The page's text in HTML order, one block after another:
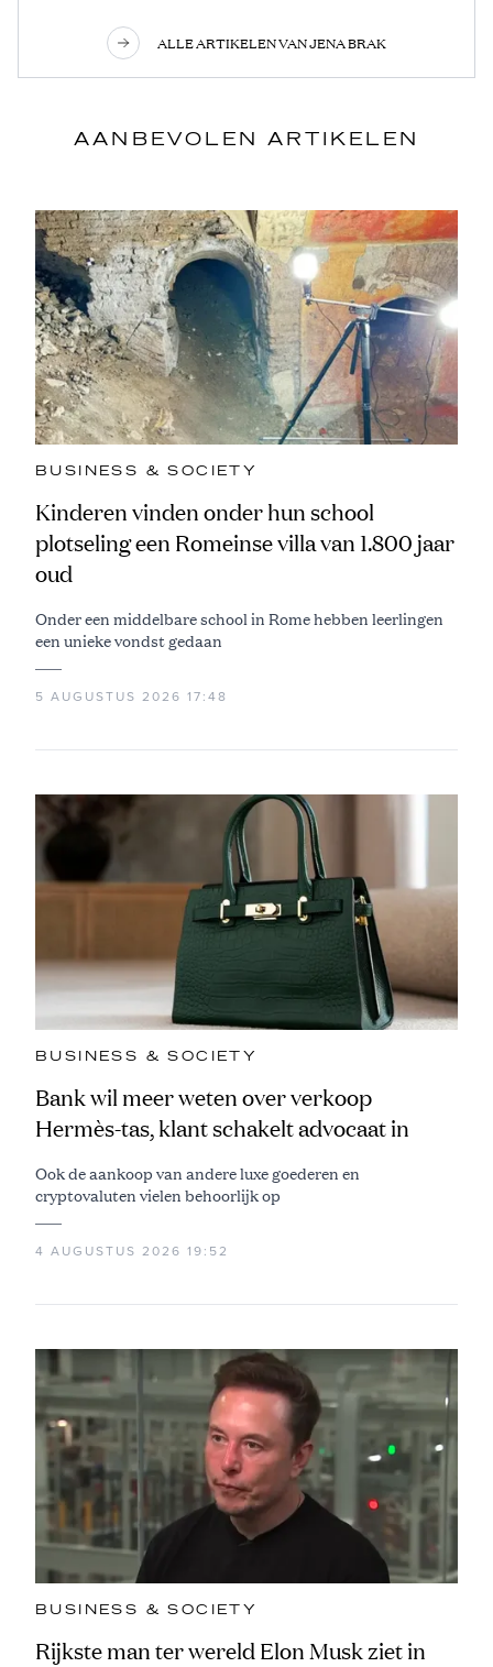
ALLE ARTIKELEN VAN JENA BRAK
AANBEVOLEN ARTIKELEN
BUSINESS & SOCIETY
Kinderen vinden onder hun school
plotseling een Romeinse villa van 1.800 jaar
oud
Onder een middelbare school in Rome hebben leerlingen
een unieke vondst gedaan
5 AUGUSTUS 2026 17:48
BUSINESS & SOCIETY
Bank wil meer weten over verkoop
Hermès-tas, klant schakelt advocaat in
Ook de aankoop van andere luxe goederen en
cryptovaluten vielen behoorlijk op
4 AUGUSTUS 2026 19:52
BUSINESS & SOCIETY
Rijkste man ter wereld Elon Musk ziet in